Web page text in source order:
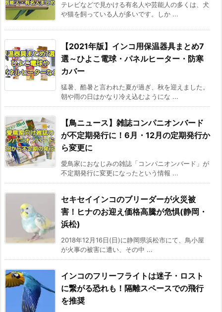
テレビなどで見かける有名人や芸能人の多くは、犬
や猫を飼っている人が多いです。しか ...
【2021年版】インコ用保温器具まとめ7
選～ひよこ電球・パネルヒーター・防寒
カバー
猛暑、酷暑と言われた夏が過ぎ、秋を迎えました。
朝や雨の日はかなり冷え込むようにな ...
【鳥ニュース】雑誌コンパニオンバード
が不定期発行に！6月・12月の定期発行か
ら変更に
愛鳥家におなじみの雑誌「コンパニオンバード」が
不定期発行に変更になったという情報 ...
セキセイインコのブリーダーが火災被
害！ヒナのお迎え価格高騰が危惧(静岡・
浜松)
2018年12月16日(日)に静岡県浜松市にて、鳥小屋
が火事の被害に遭い、その中 ...
インコのフリーフライトは迷子・ロスト
に繋がる恐れも！隔離スペースでの飛行
を推奨